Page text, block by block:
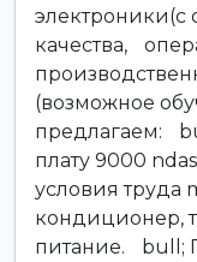
качества,
(возможное
предлагаем:
плату 9000
условия труда
кондиционер,
питание. bull;